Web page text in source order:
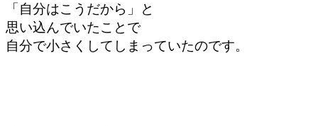
「自分はこうだから」と
思い込んでいたことで
自分で小さく してしまっていたのです。